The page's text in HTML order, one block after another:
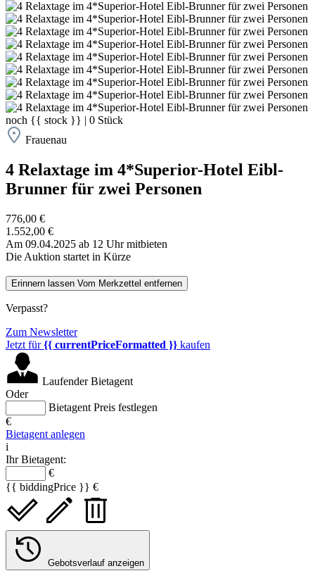
noch {{ stock }} | 0 Stück
Frauenau
4 Relaxtage im 4*Superior-Hotel Eibl-
Brunner für zwei Personen
776,00 €
1.552,00 €
Am 09.04.2025 ab 12 Uhr mitbieten
Die Auktion startet in Kürze
Erinnern lassen Vom Merkzettel entfernen
Verpasst?
Zum Newsletter
Jetzt für{{ currentPriceFormatted }} kaufen
Laufender Bietagent
Oder
Bietagent Preis festlegen
€
Bietagent anlegen
i
Ihr Bietagent:
€
{{ biddingPrice }} €
Gebotsverlauf anzeigen